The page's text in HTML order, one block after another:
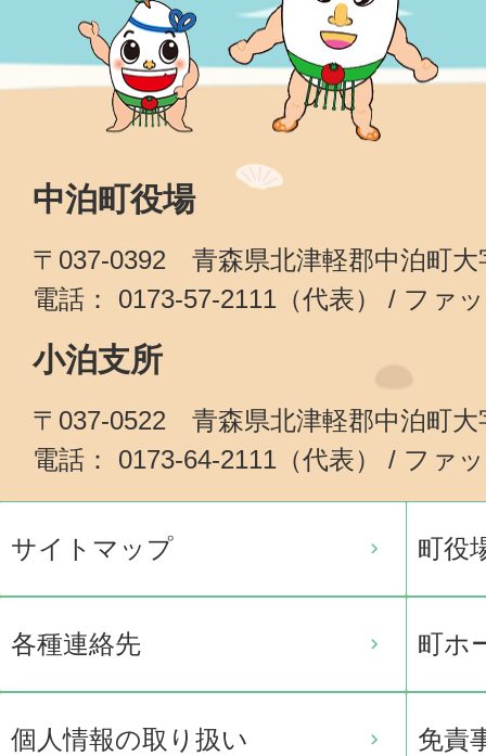
中泊町役場
〒037-0392 青森県北津軽郡中泊町大
電話： 0173-57-2111（代表） / ファ
小泊支所
〒037-0522 青森県北津軽郡中泊町大
電話： 0173-64-2111（代表） / ファ
サイトマップ 町役
各種連絡先 町ホ
個人情報の取り扱い 免責